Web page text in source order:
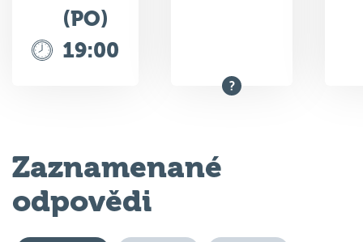
(PO)
19:00
Zaznamenané
odpovědi